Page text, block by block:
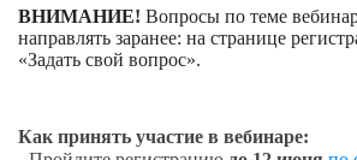
ВНИМАНИЕ! Вопросы по теме
направлять заранее: на странице
«Задать свой вопрос».
Как принять участие в вебинаре: